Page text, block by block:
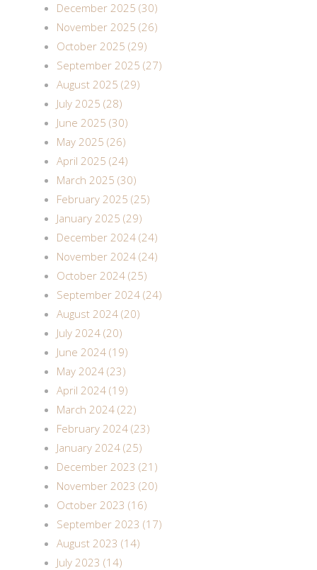
December 2025 (30)
November 2025 (26)
October 2025 (29)
September 2025 (27)
August 2025 (29)
July 2025 (28)
June 2025 (30)
May 2025 (26)
April 2025 (24)
March 2025 (30)
February 2025 (25)
January 2025 (29)
December 2024 (24)
November 2024 (24)
October 2024 (25)
September 2024 (24)
August 2024 (20)
July 2024 (20)
June 2024 (19)
May 2024 (23)
April 2024 (19)
March 2024 (22)
February 2024 (23)
January 2024 (25)
December 2023 (21)
November 2023 (20)
October 2023 (16)
September 2023 (17)
August 2023 (14)
July 2023 (14)